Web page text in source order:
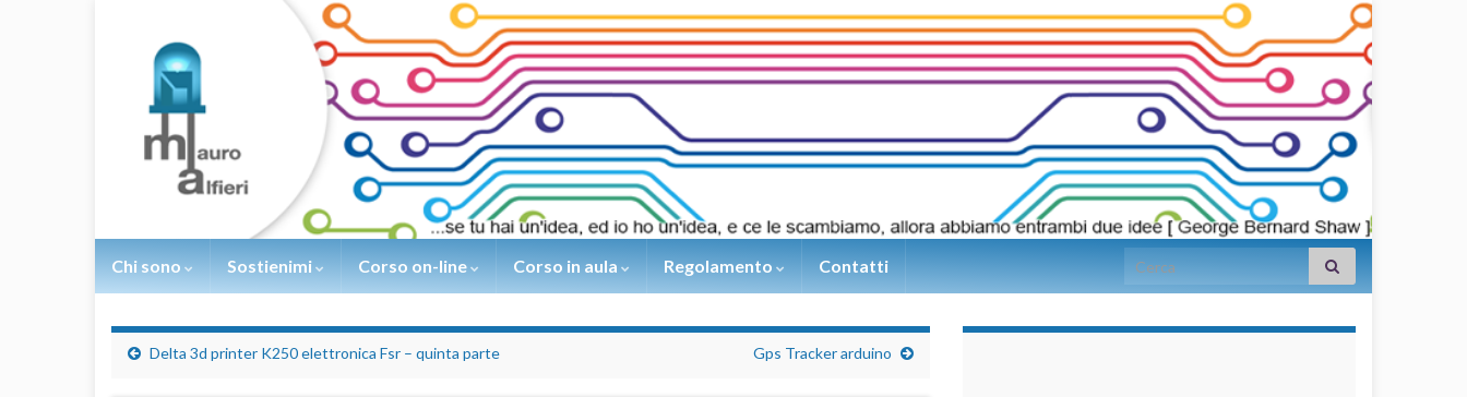
Chi sono Sostienimi Corso on-line Corso in aula Regolamento Contatti Search for:
Delta 3d printer K250 elettronica Fsr – quinta parte Gps Tracker arduino